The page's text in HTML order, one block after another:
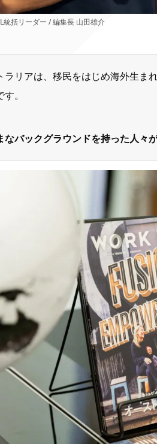
統括リーダー / 編集長 山田雄介
ラリアは、移民をはじめ海外生ま
。
なバックグラウンドを持った人々